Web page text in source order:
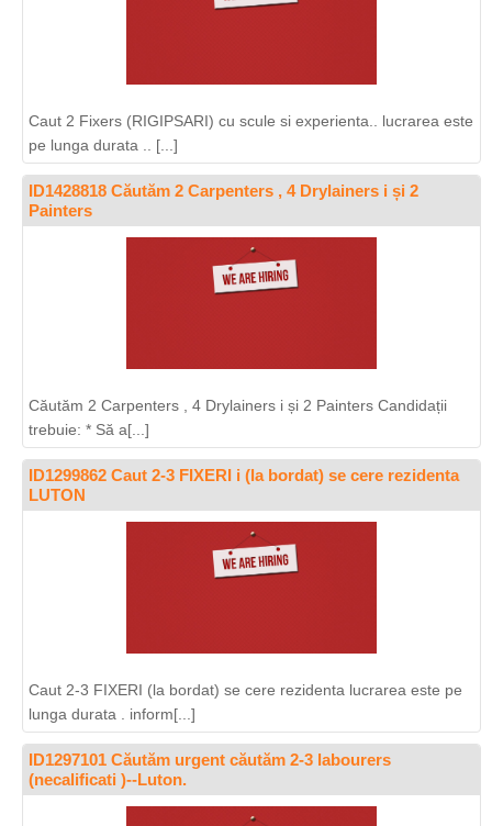
Caut 2 Fixers (RIGIPSARI) cu scule si experienta.. lucrarea este
pe lunga durata .. [...]
ID1428818 Căutăm 2 Carpenters , 4 Drylainers i și 2
Painters
Căutăm 2 Carpenters , 4 Drylainers i și 2 Painters Candidații
trebuie: * Să a[...]
ID1299862 Caut 2-3 FIXERI i (la bordat) se cere rezidenta
LUTON
Caut 2-3 FIXERI (la bordat) se cere rezidenta lucrarea este pe
lunga durata . inform[...]
ID1297101 Căutăm urgent căutăm 2-3 labourers
(necalificati )--Luton.